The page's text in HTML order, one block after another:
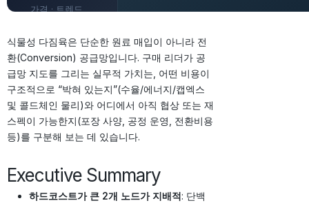
가격 · 트렌드
망
식물성 다짐육은 단순한 원료 매입이 아니라 전
환(Conversion) 공급망입니다. 구매 리더가 공
급망 지도를 그리는 실무적 가치는, 어떤 비용이
구조적으로 “박혀 있는지”(수율/에너지/캡엑스
및 콜드체인 물리)와 어디에서 아직 협상 또는 재
스펙이 가능한지(포장 사양, 공정 운영, 전환비용
등)를 구분해 보는 데 있습니다.
Executive Summary
하드코스트가 큰 2개 노드가 지배적: 단백